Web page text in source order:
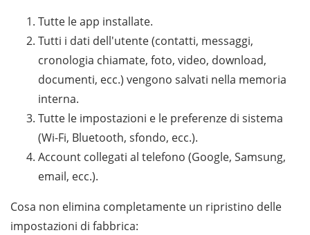
Tutte le app installate.
Tutti i dati dell'utente (contatti, messaggi,
cronologia chiamate, foto, video, download,
documenti, ecc.) vengono salvati nella memoria
interna.
Tutte le impostazioni e le preferenze di sistema
(Wi-Fi, Bluetooth, sfondo, ecc.).
Account collegati al telefono (Google, Samsung,
email, ecc.).
Cosa non elimina completamente un ripristino delle
impostazioni di fabbrica: